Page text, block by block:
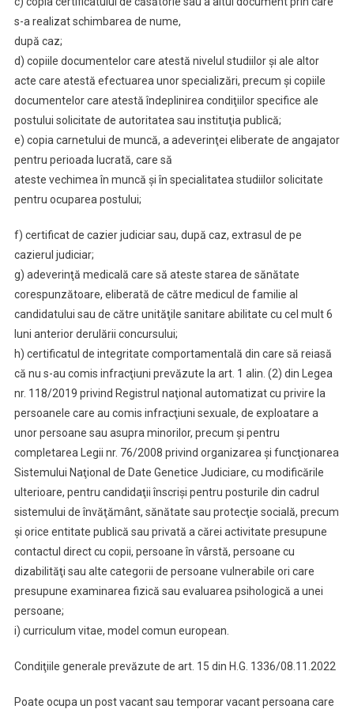
s-a realizat schimbarea de nume,
după caz;
d) copiile documentelor care atestă nivelul studiilor şi ale altor
acte care atestă efectuarea unor specializări, precum şi copiile
documentelor care atestă îndeplinirea condiţiilor specifice ale
postului solicitate de autoritatea sau instituţia publică;
e) copia carnetului de muncă, a adeverinţei eliberate de angajator
pentru perioada lucrată, care să
ateste vechimea în muncă şi în specialitatea studiilor solicitate
pentru ocuparea postului;
f) certificat de cazier judiciar sau, după caz, extrasul de pe
cazierul judiciar;
g) adeverinţă medicală care să ateste starea de sănătate
corespunzătoare, eliberată de către medicul de familie al
candidatului sau de către unităţile sanitare abilitate cu cel mult 6
luni anterior derulării concursului;
h) certificatul de integritate comportamentală din care să reiasă
că nu s-au comis infracţiuni prevăzute la art. 1 alin. (2) din Legea
nr. 118/2019 privind Registrul naţional automatizat cu privire la
persoanele care au comis infracţiuni sexuale, de exploatare a
unor persoane sau asupra minorilor, precum şi pentru
completarea Legii nr. 76/2008 privind organizarea şi funcţionarea
Sistemului Naţional de Date Genetice Judiciare, cu modificările
ulterioare, pentru candidaţii înscrişi pentru posturile din cadrul
sistemului de învăţământ, sănătate sau protecţie socială, precum
şi orice entitate publică sau privată a cărei activitate presupune
contactul direct cu copii, persoane în vârstă, persoane cu
dizabilităţi sau alte categorii de persoane vulnerabile ori care
presupune examinarea fizică sau evaluarea psihologică a unei
persoane;
i) curriculum vitae, model comun european.
Condiţiile generale prevăzute de art. 15 din H.G. 1336/08.11.2022
Poate ocupa un post vacant sau temporar vacant persoana care